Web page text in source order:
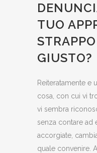
TUO
GIUSTO?
Reiteratamente e
cosa, con cui vi
vi sembra
senza contare ad
accorgiate,
quale convenire.